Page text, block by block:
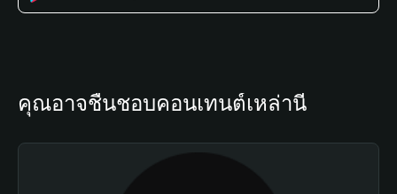
คุณอาจชื่นชอบคอนเทนต์เหล่านี้